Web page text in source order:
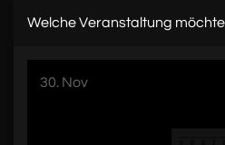
Welche Veranstaltung
30. Nov